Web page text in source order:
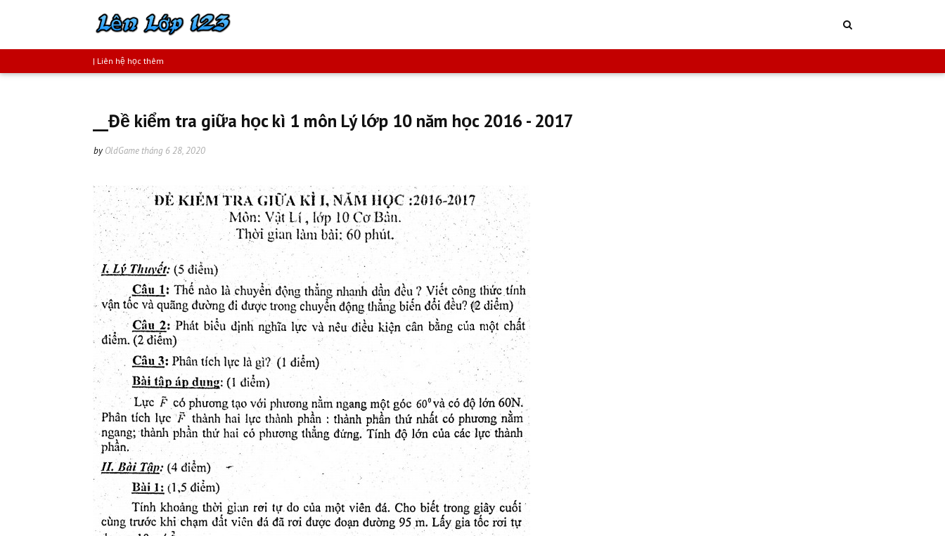
| Liên hệ học thêm
__Đề kiểm tra giữa học kì 1 môn Lý lớp 10 năm học 2016 - 2017
by OldGame tháng 6 28, 2020